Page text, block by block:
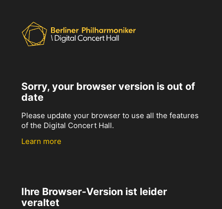
Sorry, your browser version is out of
date
Please update your browser to use all the features
of the Digital Concert Hall.
Learn more
Ihre Browser-Version ist leider
veraltet